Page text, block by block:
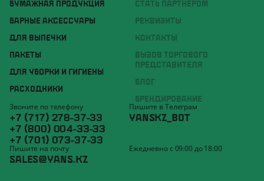
БУМАЖНАЯ ПРОДУКЦИЯ
БАРНЫЕ АКСЕССУАРЫ
ДЛЯ ВЫПЕЧКИ
ПАКЕТЫ
ДЛЯ УБОРКИ И ГИГИЕНЫ
РАСХОДНИКИ
СТАТЬ ПАРТНЁРОМ
РЕКВИЗИТЫ
КОНТАКТЫ
ВЫЗОВ ТОРГОВОГО
ПРЕДСТАВИТЕЛЯ
БЛОГ
БРЕНДИРОВАНИЕ
Звоните по телефону
+7 (717) 278-37-33
+7 (800) 004-33-33
+7 (701) 073-37-33
Пишите в Телеграм
YANSKZ_BOT
Пишите на почту
SALES@YANS.KZ
Ежедневно с 09:00 до 18:00